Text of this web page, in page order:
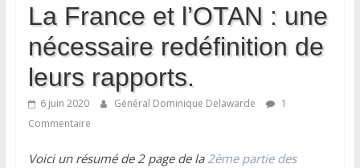
La France et l’OTAN : une
nécessaire redéfinition de
leurs rapports.
6 juin 2020 Général Dominique Delawarde
1
Commentaire
Voici un résumé de 2 page de la 2ème partie des